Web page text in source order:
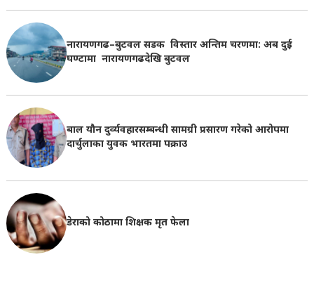
नारायणगढ–बुटवल सडक विस्तार अन्तिम चरणमा: अब दुई
घण्टामा नारायणगढदेखि बुटवल
बाल यौन दुर्व्यवहारसम्बन्धी सामग्री प्रसारण गरेको आरोपमा
दार्चुलाका युवक भारतमा पक्राउ
डेराको कोठामा शिक्षक मृत फेला